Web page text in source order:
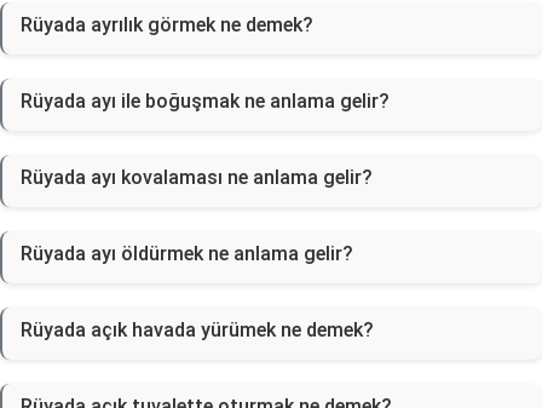
Rüyada ayrılık görmek ne demek?
Rüyada ayı ile boğuşmak ne anlama gelir?
Rüyada ayı kovalaması ne anlama gelir?
Rüyada ayı öldürmek ne anlama gelir?
Rüyada açık havada yürümek ne demek?